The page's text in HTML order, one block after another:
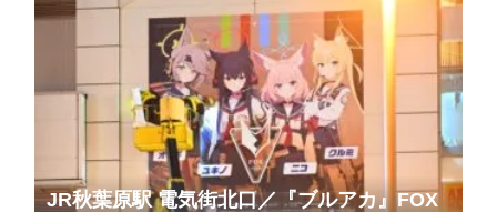
JR秋葉原駅 電気街北口／『ブルアカ』FOX